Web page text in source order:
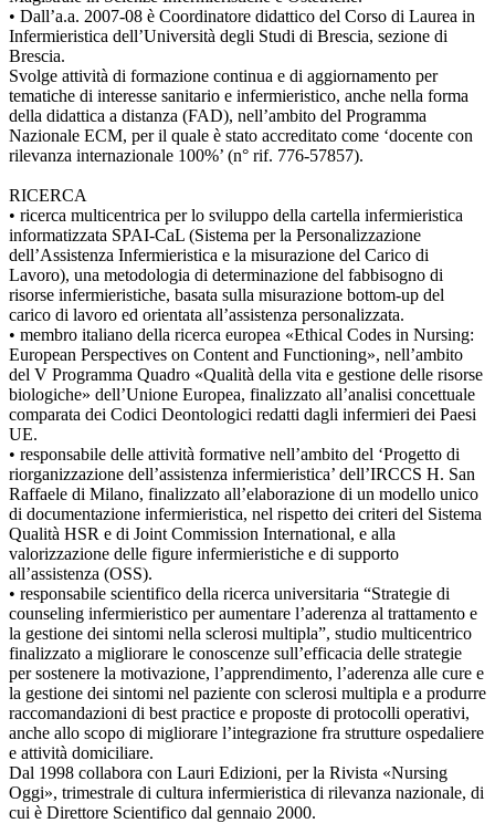
• Dall’a.a. 2007-08 è Coordinatore didattico del Corso di Laurea in
Infermieristica dell’Università degli Studi di Brescia, sezione di
Brescia.
Svolge attività di formazione continua e di aggiornamento per
tematiche di interesse sanitario e infermieristico, anche nella forma
della didattica a distanza (FAD), nell’ambito del Programma
Nazionale ECM, per il quale è stato accreditato come ‘docente con
rilevanza internazionale 100%’ (n° rif. 776-57857).
RICERCA
• ricerca multicentrica per lo sviluppo della cartella infermieristica
informatizzata SPAI-CaL (Sistema per la Personalizzazione
dell’Assistenza Infermieristica e la misurazione del Carico di
Lavoro), una metodologia di determinazione del fabbisogno di
risorse infermieristiche, basata sulla misurazione bottom-up del
carico di lavoro ed orientata all’assistenza personalizzata.
• membro italiano della ricerca europea «Ethical Codes in Nursing:
European Perspectives on Content and Functioning», nell’ambito
del V Programma Quadro «Qualità della vita e gestione delle risorse
biologiche» dell’Unione Europea, finalizzato all’analisi concettuale
comparata dei Codici Deontologici redatti dagli infermieri dei Paesi
UE.
• responsabile delle attività formative nell’ambito del ‘Progetto di
riorganizzazione dell’assistenza infermieristica’ dell’IRCCS H. San
Raffaele di Milano, finalizzato all’elaborazione di un modello unico
di documentazione infermieristica, nel rispetto dei criteri del Sistema
Qualità HSR e di Joint Commission International, e alla
valorizzazione delle figure infermieristiche e di supporto
all’assistenza (OSS).
• responsabile scientifico della ricerca universitaria “Strategie di
counseling infermieristico per aumentare l’aderenza al trattamento e
la gestione dei sintomi nella sclerosi multipla”, studio multicentrico
finalizzato a migliorare le conoscenze sull’efficacia delle strategie
per sostenere la motivazione, l’apprendimento, l’aderenza alle cure e
la gestione dei sintomi nel paziente con sclerosi multipla e a produrre
raccomandazioni di best practice e proposte di protocolli operativi,
anche allo scopo di migliorare l’integrazione fra strutture ospedaliere
e attività domiciliare.
Dal 1998 collabora con Lauri Edizioni, per la Rivista «Nursing
Oggi», trimestrale di cultura infermieristica di rilevanza nazionale, di
cui è Direttore Scientifico dal gennaio 2000.